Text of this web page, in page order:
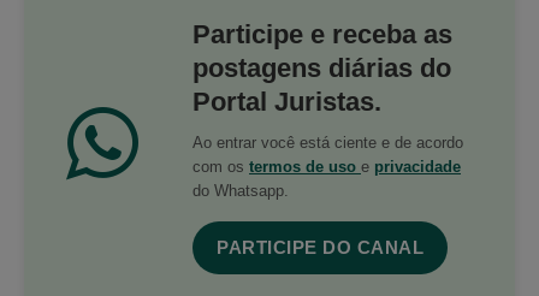
Participe e receba as
postagens diárias do
Portal Juristas.
Ao entrar você está ciente e de acordo
com os termos de uso e privacidade
do Whatsapp.
PARTICIPE DO CANAL